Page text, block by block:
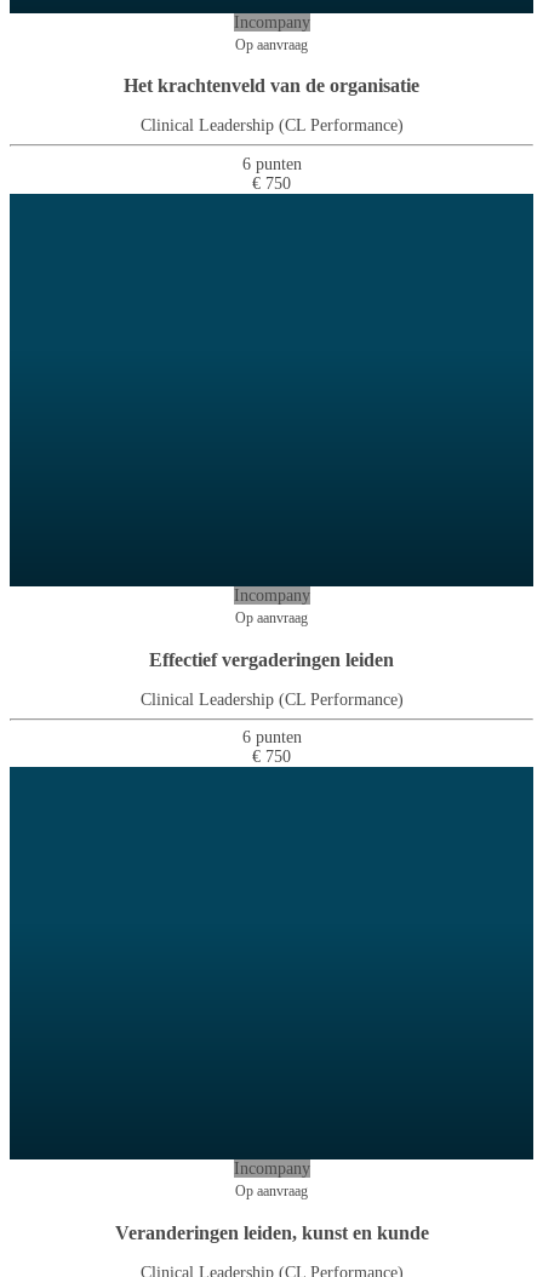
Incompany
Op aanvraag
Het krachtenveld van de organisatie
Clinical Leadership (CL Performance)
6 punten
€ 750
Incompany
Op aanvraag
Effectief vergaderingen leiden
Clinical Leadership (CL Performance)
6 punten
€ 750
Incompany
Op aanvraag
Veranderingen leiden, kunst en kunde
Clinical Leadership (CL Performance)